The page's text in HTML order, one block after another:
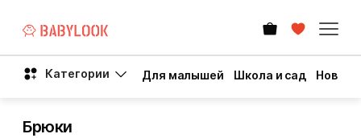
Категории Для малышей Школа и сад Новый
Брюки